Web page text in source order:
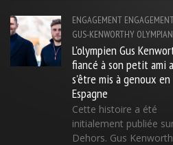
ENGAGEMENT
GUS-KENWORTHY OLYMPIAN
L'olympien Gus
fiancé à son petit ami
s'être mis à genoux en
Espagne
Cette histoire a été
initialement publiée
Dehors. Gus